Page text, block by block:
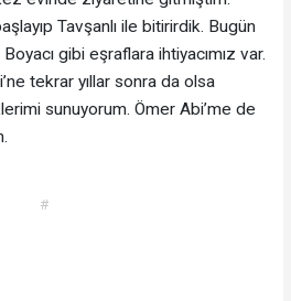
Tavşanlı ile bitirirdik. Bugün
gibi eşraflara ihtiyacımız var.
tekrar yıllar sonra da olsa
sunuyorum. Ömer Abi’me de
#